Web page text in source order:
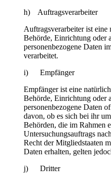
h) Auftragsverarbeiter
Auftragsverarbeiter ist eine
Behörde, Einrichtung oder
personenbezogene Daten
verarbeitet.
i) Empfänger
Empfänger ist eine
Behörde, Einrichtung oder
personenbezogene Daten
davon, ob es sich bei ihr
Behörden, die im Rahmen
Untersuchungsauftrags
Recht der Mitgliedstaaten
Daten erhalten, gelten
j) Dritter